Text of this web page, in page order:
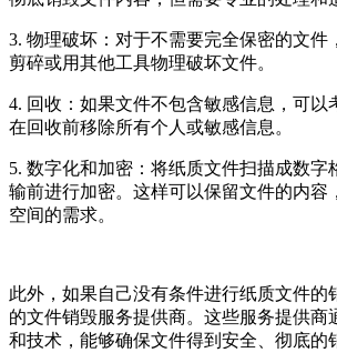
3. 物理破坏：对于不需要完全保密的文件
剪碎或用其他工具物理破坏文件。
4. 回收：如果文件不包含敏感信息，可以
在回收前移除所有个人或敏感信息。
5. 数字化和加密：将纸质文件扫描成数字
输前进行加密。这样可以保留文件的内容
空间的需求。
此外，如果自己没有条件进行纸质文件的
的文件销毁服务提供商。这些服务提供商
和技术，能够确保文件得到安全、彻底的